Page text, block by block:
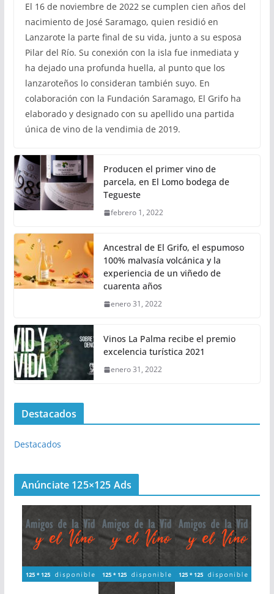
El 16 de noviembre de 2022 se cumplen cien años del
nacimiento de José Saramago, quien residió en
Lanzarote la parte final de su vida, junto a su esposa
Pilar del Río. Su conexión con la isla fue inmediata y
ha dejado una profunda huella, al punto que los
lanzaroteños lo consideran también suyo. En
colaboración con la Fundación Saramago, El Grifo ha
elaborado y designado con su apellido una partida
única de vino de la vendimia de 2019.
Producen el primer vino de
parcela, en El Lomo bodega de
Tegueste
febrero 1, 2022
Ancestral de El Grifo, el espumoso
100% malvasía volcánica y la
experiencia de un viñedo de
cuarenta años
enero 31, 2022
Vinos La Palma recibe el premio
excelencia turística 2021
enero 31, 2022
Destacados
Destacados
Anúnciate 125×125 Ads